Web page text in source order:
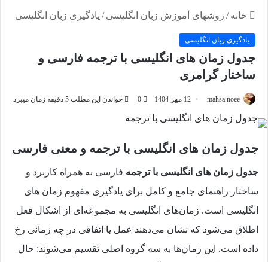
خانه / روشهای آموزش زبان انگلیسی / یادگیری زبان انگلیسی
یادگیری زبان انگلیسی
جدول زمان های انگلیسی با ترجمه فارسی و
ساختار گرامری
mahsa noee 12 مهر 1404 0 خواندن این مطلب 5 دقیقه زمان میبرد
جدول زمان های انگلیسی با ترجمه و معنی فارسی
جدول زمان های انگلیسی با ترجمه فارسی به همراه کاربرد و
ساختار راهنمای جامع و کامل برای یادگیری مفهوم زمان های
انگلیسی است. زمان‌های انگلیسی به مجموعه‌ای از اشکال فعل
اطلاق می‌شود که نشان می‌دهند عمل یا اتفاقی در چه زمانی رخ
داده است. این زمان‌ها به سه گروه اصلی تقسیم می‌شوند: حال